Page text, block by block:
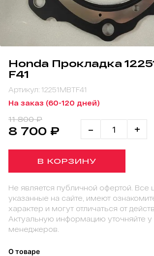
Honda Прокладка
F41
Артикул: 12251MBTF41
На заказ (60-120 дней)
11 800 ₽
8 700 ₽ - +
В КОРЗИНУ
Не является публичной офертой. Все
указанные на сайте, имеют
характер и могут отличаться от
Актуальную информацию уточняйте
менеджеров.
О товаре